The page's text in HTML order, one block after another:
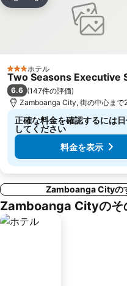
3 ホテルのランク
ホテル
Two Seasons Executive
6.6 (147件の評価)
Zamboanga City, 街の中心まで
正確な料金を確認するには
してください
料金を表示
Zamboanga Cityの
Zamboanga Cityのそ